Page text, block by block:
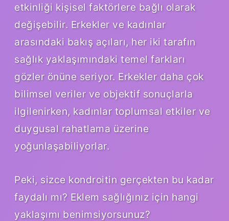
etkinliği kişisel faktörlere bağlı olarak
değişebilir. Erkekler ve kadınlar
arasındaki bakış açıları, her iki tarafın
sağlık yaklaşımındaki temel farkları
gözler önüne seriyor. Erkekler daha çok
bilimsel veriler ve objektif sonuçlarla
ilgilenirken, kadınlar toplumsal etkiler ve
duygusal rahatlama üzerine
yoğunlaşabiliyorlar.
Peki, sizce kondroitin gerçekten bu kadar
faydalı mı? Eklem sağlığınız için hangi
yaklaşımı benimsiyorsunuz?